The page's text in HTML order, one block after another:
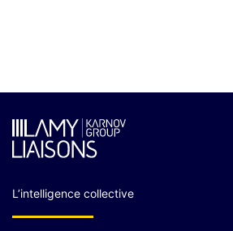
L’intelligence collective